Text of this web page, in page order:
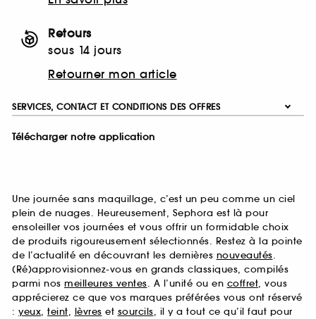
Retours
sous 14 jours
Retourner mon article
SERVICES, CONTACT ET CONDITIONS DES OFFRES
Télécharger notre application
Une journée sans maquillage, c’est un peu comme un ciel
plein de nuages. Heureusement, Sephora est là pour
ensoleiller vos journées et vous offrir un formidable choix
de produits rigoureusement sélectionnés. Restez à la pointe
de l’actualité en découvrant les dernières nouveautés.
(Ré)approvisionnez-vous en grands classiques, compilés
parmi nos meilleures ventes. A l’unité ou en coffret, vous
apprécierez ce que vos marques préférées vous ont réservé
: yeux, teint, lèvres et sourcils, il y a tout ce qu’il faut pour